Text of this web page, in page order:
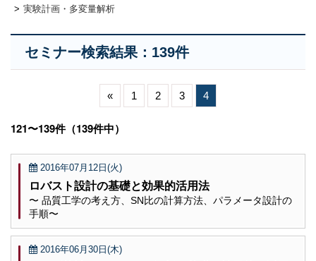
実験計画・多変量解析
セミナー検索結果：139件
« 1 2 3 4
121〜139件（139件中）
2016年07月12日(火)
ロバスト設計の基礎と効果的活用法
〜 品質工学の考え方、SN比の計算方法、パラメータ設計の
手順〜
2016年06月30日(木)